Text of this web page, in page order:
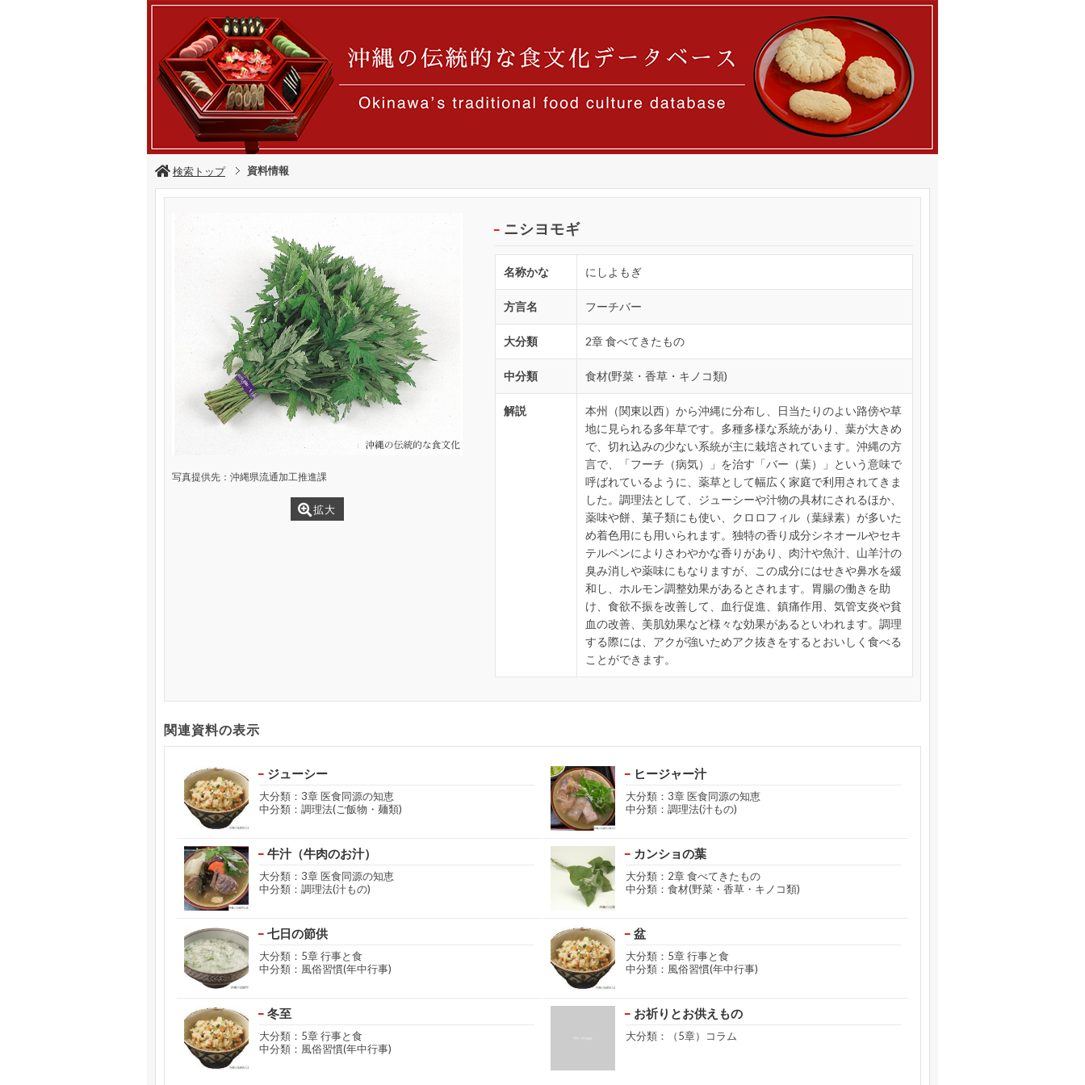
検索トップ 資料情報
写真提供先：沖縄県流通加工推進課
拡大
ニシヨモギ
名称かな にしよもぎ
方言名 フーチバー
大分類 2章 食べてきたもの
中分類 食材(野菜・香草・キノコ類)
解説
本州（関東以西）から沖縄に分布し、日当たりのよい路傍や草
地に見られる多年草です。多種多様な系統があり、葉が大きめ
で、切れ込みの少ない系統が主に栽培されています。沖縄の方
言で、「フーチ（病気）」を治す「バー（葉）」という意味で
呼ばれているように、薬草として幅広く家庭で利用されてきま
した。調理法として、ジューシーや汁物の具材にされるほか、
薬味や餅、菓子類にも使い、クロロフィル（葉緑素）が多いた
め着色用にも用いられます。独特の香り成分シネオールやセキ
テルペンによりさわやかな香りがあり、肉汁や魚汁、山羊汁の
臭み消しや薬味にもなりますが、この成分にはせきや鼻水を緩
和し、ホルモン調整効果があるとされます。胃腸の働きを助
け、食欲不振を改善して、血行促進、鎮痛作用、気管支炎や貧
血の改善、美肌効果など様々な効果があるといわれます。調理
する際には、アクが強いためアク抜きをするとおいしく食べる
ことができます。
関連資料の表示
ジューシー
大分類：3章 医食同源の知恵
中分類：調理法(ご飯物・麺類)
ヒージャー汁
大分類：3章 医食同源の知恵
中分類：調理法(汁もの)
牛汁（牛肉のお汁）
大分類：3章 医食同源の知恵
中分類：調理法(汁もの)
カンショの葉
大分類：2章 食べてきたもの
中分類：食材(野菜・香草・キノコ類)
七日の節供
大分類：5章 行事と食
中分類：風俗習慣(年中行事)
盆
大分類：5章 行事と食
中分類：風俗習慣(年中行事)
冬至
大分類：5章 行事と食
中分類：風俗習慣(年中行事)
お祈りとお供えもの
大分類：（5章）コラム